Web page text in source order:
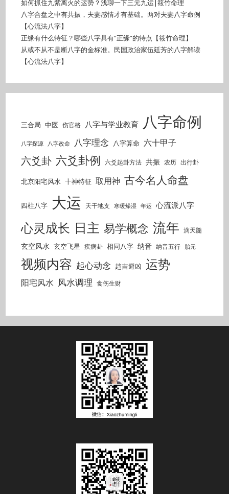
如何抓住九紫离火的运势？浅聊一下三元九运|筱竹命理
八字合盘之中有共振，夫妻感情才有基础。两对夫妻八字命例
【心流法八字】
正缘有什么特征？哪些八字具有“正缘”的特点【筱竹命理】
从或不从不是断八字的金标准。民国政治家伍廷芳的八字解读
【心流法八字】
三合局 中医 伤官格 八字与学业教育 八字命例
八字探源 八字改命 八字理念 八字算命 六十甲子
六爻卦 六爻卦例 六爻起卦方法 共振 农历 出行卦
北京阳宅风水 十神特征 取用神 古今名人命盘
四柱八字 大运 天干地支 寒暖燥湿 年运 心流派八字
心灵成长 日主 易学概念 流年 滴天髓
玄空风水 玄空飞星 疾病卦 相同八字 纳音 纳音五行 胎元
视频内容 起心动念 趋吉避凶 运势
阳宅风水 风水调理 食伤生财